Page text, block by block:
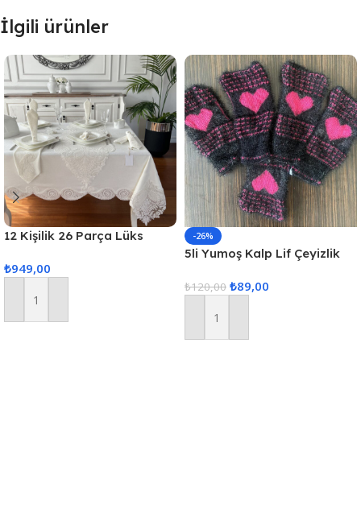
İlgili ürünler
12 Kişilik 26 Parça Lüks
Masa Örtüsü Seti
₺949,00
Sepete Ekle
-26%
5li Yumoş Kalp Lif Çeyizlik
₺120,00 ₺89,00
Sepete Ekle